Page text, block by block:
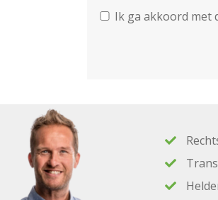
Ik ga akkoord met